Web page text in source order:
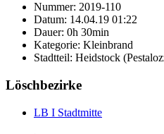
Nummer: 2019-110
Datum: 14.04.19 01:22
Dauer: 0h 30min
Kategorie: Kleinbrand
Stadtteil: Heidstock
Löschbezirke
LB I Stadtmitte